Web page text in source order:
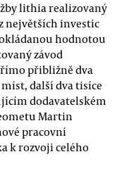
lithia realizovaný
největších investic
hodnotou
závod
přibližně dva
další dva tisíce
dodavatelském
Martin
pracovní
k rozvoji celého